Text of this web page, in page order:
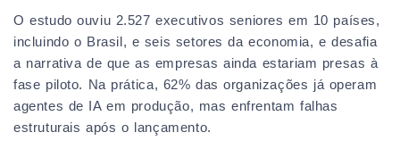
O estudo ouviu 2.527 executivos seniores em 10 países,
incluindo o Brasil, e seis setores da economia, e desafia
a narrativa de que as empresas ainda estariam presas à
fase piloto. Na prática, 62% das organizações já operam
agentes de IA em produção, mas enfrentam falhas
estruturais após o lançamento.